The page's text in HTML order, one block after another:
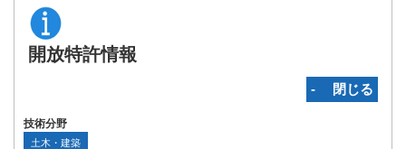
開放特許情報
‐ 閉じる
技術分野
土木・建築